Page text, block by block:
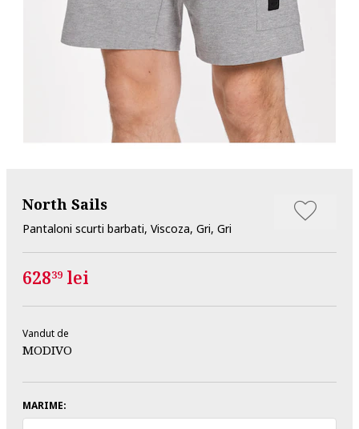
North Sails
Pantaloni scurti barbati, Viscoza, Gri, Gri
62839 lei
Vandut de
MODIVO
MARIME: